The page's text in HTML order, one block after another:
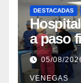
DESTACADAS
a paso
tras los
sísmicos
05/08/
VENEGAS